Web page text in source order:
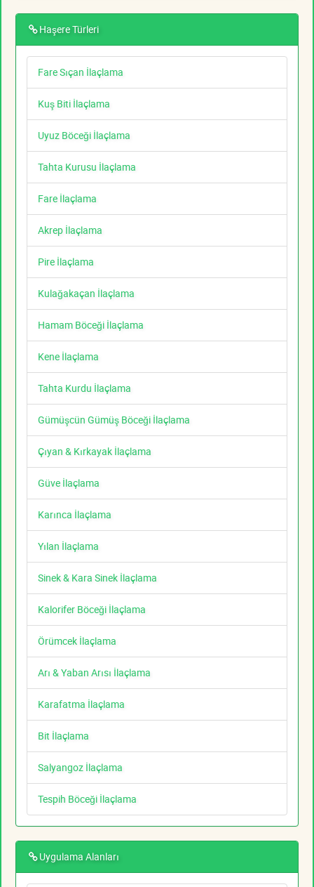
Haşere Türleri
Fare Sıçan İlaçlama
Kuş Biti İlaçlama
Uyuz Böceği İlaçlama
Tahta Kurusu İlaçlama
Fare İlaçlama
Akrep İlaçlama
Pire İlaçlama
Kulağakaçan İlaçlama
Hamam Böceği İlaçlama
Kene İlaçlama
Tahta Kurdu İlaçlama
Gümüşcün Gümüş Böceği İlaçlama
Çıyan & Kırkayak İlaçlama
Güve İlaçlama
Karınca İlaçlama
Yılan İlaçlama
Sinek & Kara Sinek İlaçlama
Kalorifer Böceği İlaçlama
Örümcek İlaçlama
Arı & Yaban Arısı İlaçlama
Karafatma İlaçlama
Bit İlaçlama
Salyangoz İlaçlama
Tespih Böceği İlaçlama
Uygulama Alanları